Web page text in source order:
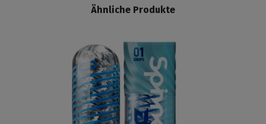
Ähnliche Produkte